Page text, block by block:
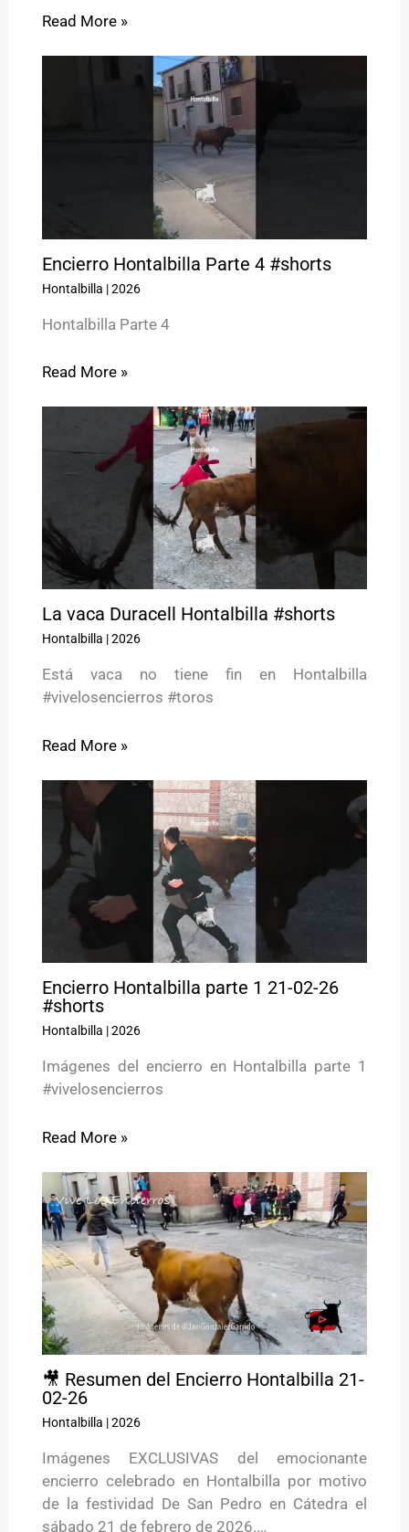
Read More »
Encierro Hontalbilla Parte 4 #shorts
Hontalbilla |2026
Hontalbilla Parte 4
Read More »
La vaca Duracell Hontalbilla #shorts
Hontalbilla |2026
Está vaca no tiene fin en Hontalbilla
#vivelosencierros #toros
Read More »
Encierro Hontalbilla parte 1 21-02-26
#shorts
Hontalbilla |2026
Imágenes del encierro en Hontalbilla parte 1
#vivelosencierros
Read More »
🎥 Resumen del Encierro Hontalbilla 21-
02-26
Hontalbilla |2026
Imágenes EXCLUSIVAS del emocionante
encierro celebrado en Hontalbilla por motivo
de la festividad De San Pedro en Cátedra el
sábado 21 de febrero de 2026.…